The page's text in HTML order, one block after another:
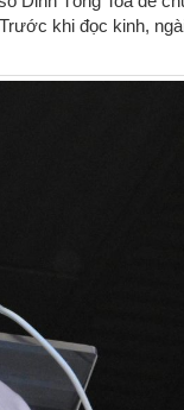
khi đọc kinh,